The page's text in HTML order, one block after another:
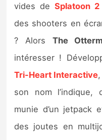
Tests de jeux
Tests
Autres tests
Previews
Précommandes
vides deSplatoon 2
des shooters en
? Alors The
intéresser !
Tri-Heart Interactive
son nom l’indique,
munie d’un jetpack
des joutes en